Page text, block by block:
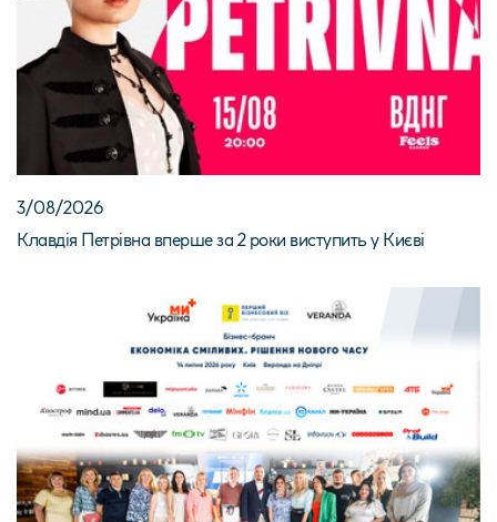
3/08/2026
Клавдія Петрівна вперше за 2 роки виступить у Києві